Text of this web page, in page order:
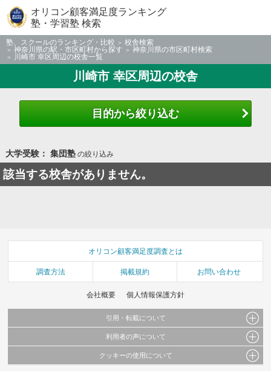
オリコン顧客満足度ランキング
塾・学習塾 検索
塾、スクールのランキング・比較
校舎検索
神奈川県の駅・市区町村から探す
神奈川県の市区町村検索
川崎市 幸区周辺の校舎一覧
川崎市 幸区周辺の校舎
目的から絞り込む
大学受験： 集団塾の絞り込み
該当する校舎がありません。
オリコン顧客満足度調査とは
調査方法 掲載規約 お問い合わせ
会社概要 個人情報保護方針
引用・転載について
当サイトで公開されている情報（文字、写真、イラスト、画像データ等）及びこれらの配
これらの情報を権利者の許可なく無断転載・複製などの二次利用を行うことは固く禁じて
利用者の声について
当サイトに掲載している内容はすべてサービスの利用者が提出された見解・感想です。
クッキーの使用について